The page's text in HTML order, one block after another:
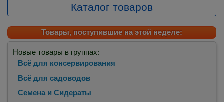
Каталог товаров
Товары, поступившие на этой неделе:
Новые товары в группах:
Всё для консервирования
Всё для садоводов
Семена и Сидераты